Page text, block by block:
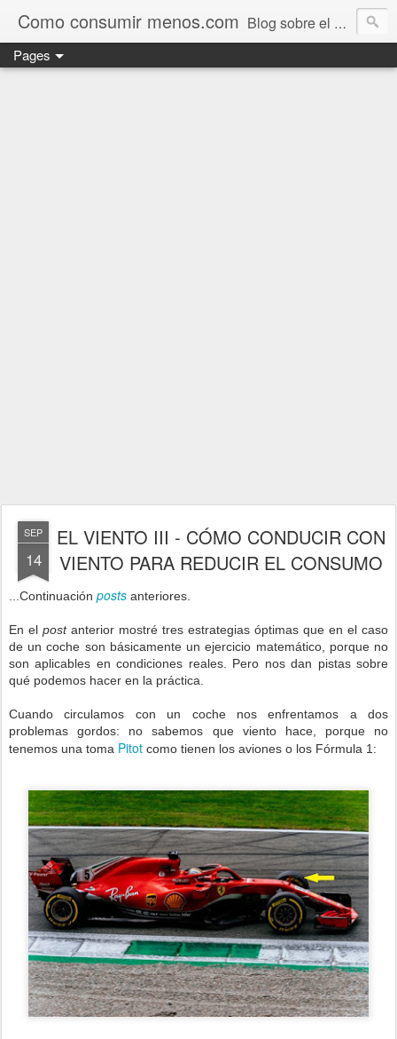
Como consumir menos.com Blog sobre el ahorro de combustible en coches
Pages
SEP
14
EL VIENTO III - CÓMO CONDUCIR CON
VIENTO PARA REDUCIR EL CONSUMO
...Continuación posts anteriores.
En el postanterior mostré tres estrategias óptimas que en el caso
de un coche son básicamente un ejercicio matemático, porque no
son aplicables en condiciones reales. Pero nos dan pistas sobre
qué podemos hacer en la práctica.
Cuando circulamos con un coche nos enfrentamos a dos
problemas gordos: no sabemos que viento hace, porque no
tenemos una toma Pitot como tienen los aviones o los Fórmula 1: